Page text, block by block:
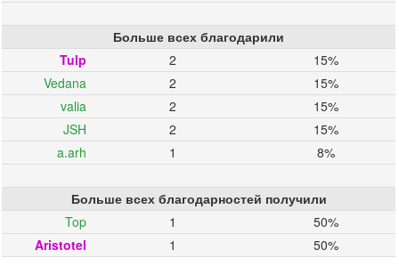
Больше всех благодарили
Tulp
2
15%
Vedana
2
15%
valia
2
15%
JSH
2
15%
a.arh
1 8%
Больше всех благодарностей получили
Top
1
50%
Aristotel
1 50%